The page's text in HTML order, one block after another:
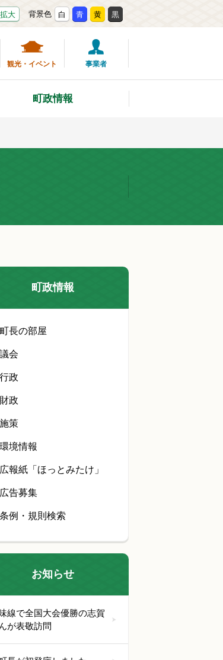
拡大 背景色 白 青 黄 黒
観光・イベント 事業者
町政情報
町政情報
町長の部屋
議会
行政
財政
施策
環境情報
広報紙「ほっとみたけ」
広告募集
条例・規則検索
お知らせ
線で全国大会優勝の志賀
が表敬訪問